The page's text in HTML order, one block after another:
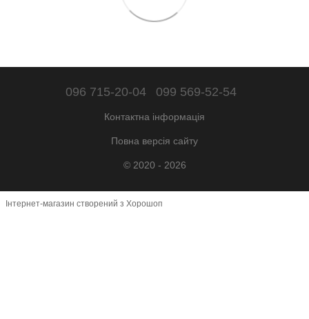
096 715-20-04 099 569-52-54
Контактна інформація
Повна версія сайту
© 2020 - 2026
Інтернет-магазин створений з Хорошоп